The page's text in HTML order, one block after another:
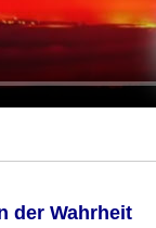
der Wahrheit